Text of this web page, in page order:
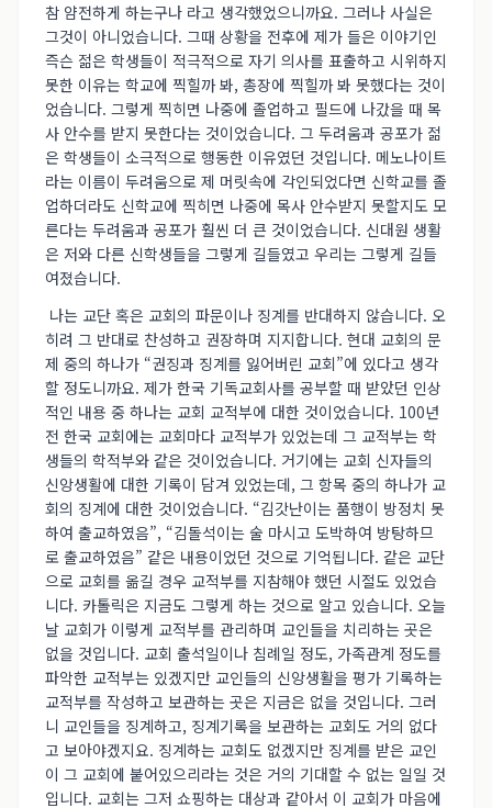
참 얌전하게 하는구나 라고 생각했었으니까요. 그러나 사실은
그것이 아니었습니다. 그때 상황을 전후에 제가 들은 이야기인
즉슨 젊은 학생들이 적극적으로 자기 의사를 표출하고 시위하지
못한 이유는 학교에 찍힐까 봐, 총장에 찍힐까 봐 못했다는 것이
었습니다. 그렇게 찍히면 나중에 졸업하고 필드에 나갔을 때 목
사 안수를 받지 못한다는 것이었습니다. 그 두려움과 공포가 젊
은 학생들이 소극적으로 행동한 이유였던 것입니다. 메노나이트
라는 이름이 두려움으로 제 머릿속에 각인되었다면 신학교를 졸
업하더라도 신학교에 찍히면 나중에 목사 안수받지 못할지도 모
른다는 두려움과 공포가 훨씬 더 큰 것이었습니다. 신대원 생활
은 저와 다른 신학생들을 그렇게 길들였고 우리는 그렇게 길들
여졌습니다.
나는 교단 혹은 교회의 파문이나 징계를 반대하지 않습니다. 오
히려 그 반대로 찬성하고 권장하며 지지합니다. 현대 교회의 문
제 중의 하나가 “권징과 징계를 잃어버린 교회”에 있다고 생각
할 정도니까요. 제가 한국 기독교회사를 공부할 때 받았던 인상
적인 내용 중 하나는 교회 교적부에 대한 것이었습니다. 100년
전 한국 교회에는 교회마다 교적부가 있었는데 그 교적부는 학
생들의 학적부와 같은 것이었습니다. 거기에는 교회 신자들의
신앙생활에 대한 기록이 담겨 있었는데, 그 항목 중의 하나가 교
회의 징계에 대한 것이었습니다. “김갓난이는 품행이 방정치 못
하여 출교하였음”, “김돌석이는 술 마시고 도박하여 방탕하므
로 출교하였음” 같은 내용이었던 것으로 기억됩니다. 같은 교단
으로 교회를 옮길 경우 교적부를 지참해야 했던 시절도 있었습
니다. 카톨릭은 지금도 그렇게 하는 것으로 알고 있습니다. 오늘
날 교회가 이렇게 교적부를 관리하며 교인들을 치리하는 곳은
없을 것입니다. 교회 출석일이나 침례일 정도, 가족관계 정도를
파악한 교적부는 있겠지만 교인들의 신앙생활을 평가 기록하는
교적부를 작성하고 보관하는 곳은 지금은 없을 것입니다. 그러
니 교인들을 징계하고, 징계기록을 보관하는 교회도 거의 없다
고 보아야겠지요. 징계하는 교회도 없겠지만 징계를 받은 교인
이 그 교회에 붙어있으리라는 것은 거의 기대할 수 없는 일일 것
입니다. 교회는 그저 쇼핑하는 대상과 같아서 이 교회가 마음에